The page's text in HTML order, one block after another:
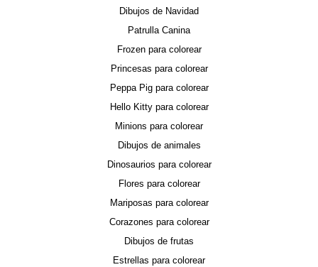
Dibujos de Navidad
Patrulla Canina
Frozen para colorear
Princesas para colorear
Peppa Pig para colorear
Hello Kitty para colorear
Minions para colorear
Dibujos de animales
Dinosaurios para colorear
Flores para colorear
Mariposas para colorear
Corazones para colorear
Dibujos de frutas
Estrellas para colorear